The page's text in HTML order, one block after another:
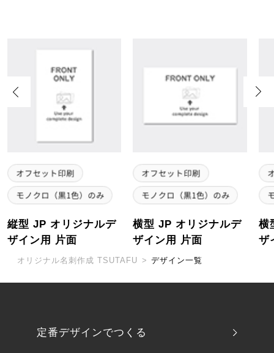
縦型 JP オリジナルデ
ザイン用 片面
横型 JP オリジナルデ
ザイン用 片面
横
ザ
Previous
オリジナル名刺作成 TSUTAFU > デザイン一覧
定番デザインでつくる